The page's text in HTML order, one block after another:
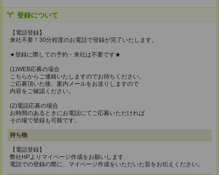
登録について
【電話登録】
来社不要！30分程度のお電話で登録が完了いたします。
★登録に際しての予約・来社は不要です★
(1)WEB応募の場合
こちらからご連絡いたしますのでお待ちください。
ご応募頂いた後、案内メールをお送りしますので
内容をご確認ください。
(2)電話応募の場合
お時間のあるときにお電話にてご応募いただければ
その場で登録も可能です。
持ち物
【電話登録】
弊社HPよりマイページ作成をお願いします
電話での登録の際に、マイページ作成をいただいた旨をお伝えください。